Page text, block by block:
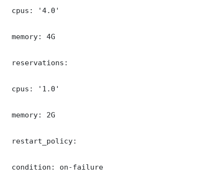
cpus: '4.0'
memory: 4G
reservations:
cpus: '1.0'
memory: 2G
restart_policy:
condition: on-failure